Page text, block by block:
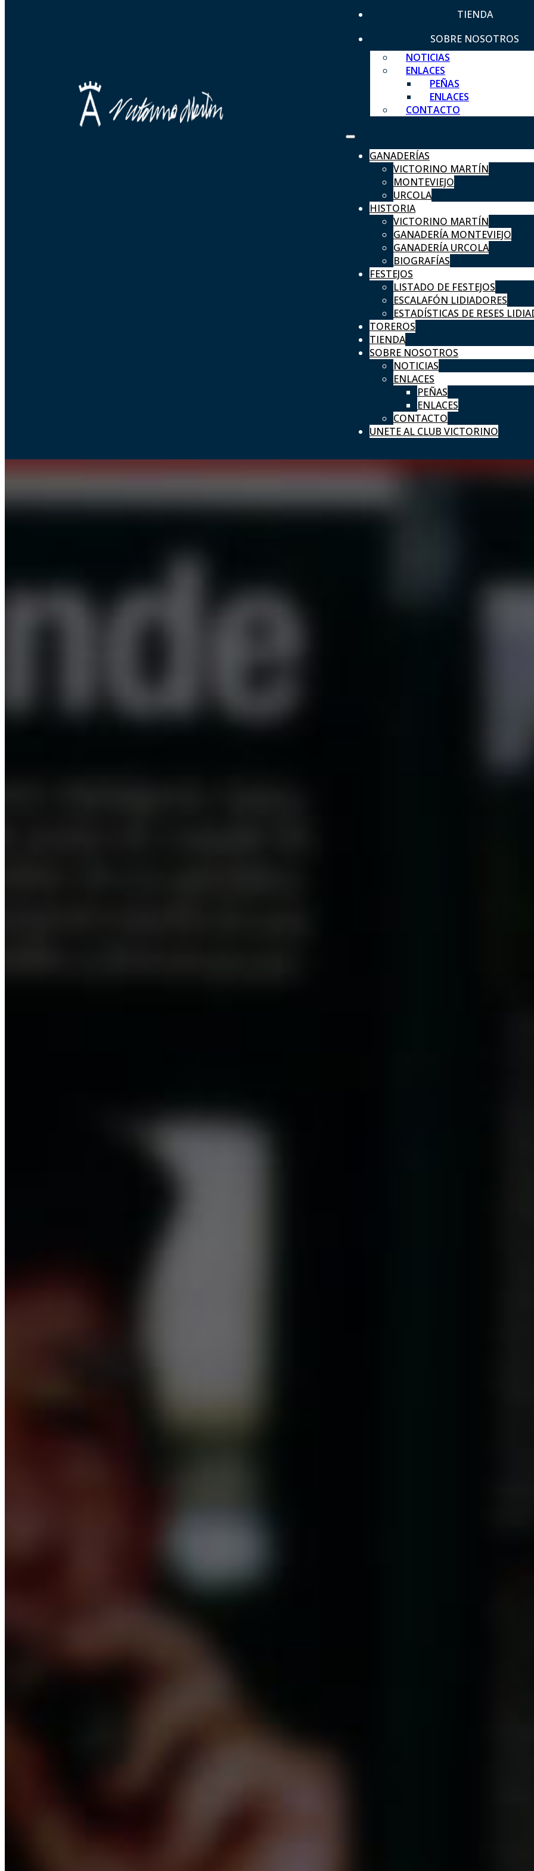
TIENDA
SOBRE NOSOTROS
NOTICIAS
ENLACES
PEÑAS
ENLACES
CONTACTO
GANADERÍAS
VICTORINO MARTÍN
MONTEVIEJO
URCOLA
HISTORIA
VICTORINO MARTÍN
GANADERÍA MONTEVIEJO
GANADERÍA URCOLA
BIOGRAFÍAS
FESTEJOS
LISTADO DE FESTEJOS
ESCALAFÓN LIDIADORES
ESTADÍSTICAS DE RESES
TOREROS
TIENDA
SOBRE NOSOTROS
NOTICIAS
ENLACES
PEÑAS
ENLACES
CONTACTO
UNETE AL CLUB VICTORINO